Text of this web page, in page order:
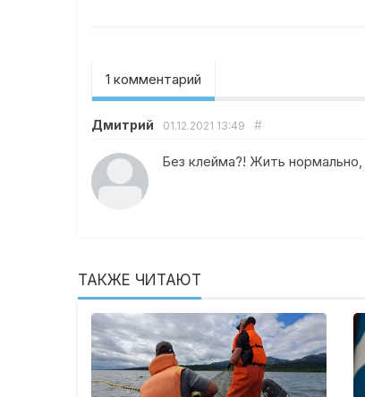
1 комментарий
Дмитрий 01.12.2021 13:49 #
Без клейма?! Жить нормально,
ТАКЖЕ ЧИТАЮТ